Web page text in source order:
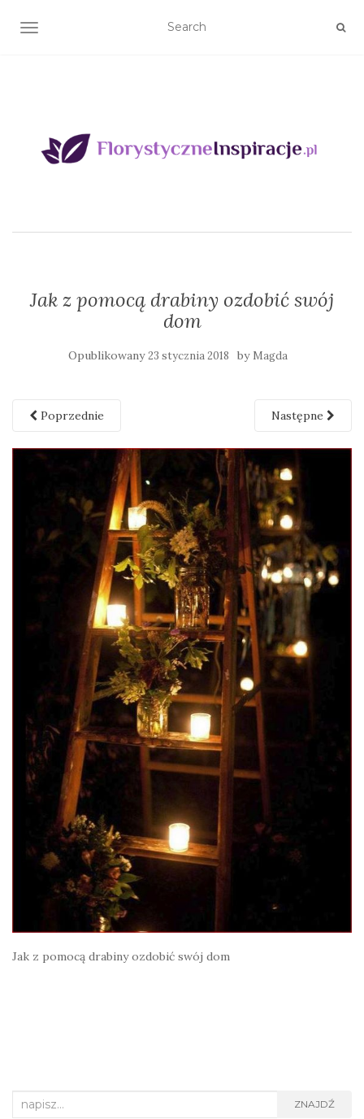
TOGGLE NAVIGATION
Jak z pomocą drabiny ozdobić swój
dom
Opublikowany23 stycznia 2018 by Magda
Poprzednie Następne
Jak z pomocą drabiny ozdobić swój dom
Search
ZNAJDŹ